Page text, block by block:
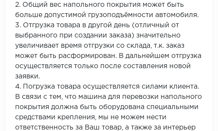
2. Общий вес напольного покрытия может быть
больше допустимой грузоподъёмности автомобиля.
3. Отгрузка товара в другой день (отличный от
выбранного при создании заказа) значительно
увеличивает время отгрузки со склада, т.к. заказ
может быть расформирован. В дальнейшем отгрузка
осуществляется только после составления новой
заявки.
4. Погрузка товара осуществляется силами клиента.
В связи с тем, что машина для перевозки напольного
покрытия должна быть оборудована специальными
средствами крепления, мы не можем нести
ответственность за Ваш товар, а также за интерьер